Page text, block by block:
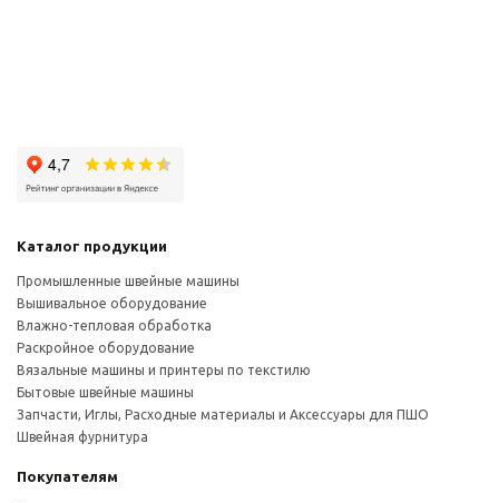
Каталог продукции
Промышленные швейные машины
Вышивальное оборудование
Влажно-тепловая обработка
Раскройное оборудование
Вязальные машины и принтеры по текстилю
Бытовые швейные машины
Запчасти, Иглы, Расходные материалы и Аксессуары для ПШО
Швейная фурнитура
Покупателям